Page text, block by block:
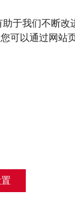
于我们不断改
可以通过网站
之间有 S7
10:19 等）
、11:18 等）。
-阿尔滕堡